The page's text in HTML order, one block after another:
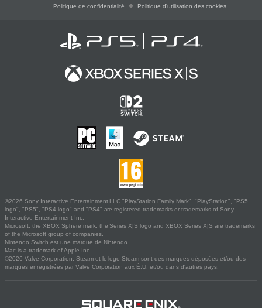
Politique de confidentialité Politique d'utilisation des cookies
©2026 Sony Interactive Entertainment LLC."PlayStation Family Mark", "PlayStation", "PS5
logo", "PS5", "PS4 logo" and "PS4" are registered trademarks or trademarks of Sony
Interactive Entertainment Inc.
Microsoft, the XBOX Sphere mark, the Series X|S logo and XBOX Series X|S are trademarks
of the Microsoft group of companies.
Nintendo Switch est une marque de Nintendo.
Mac is a trademark of Apple Inc.
©2026 Valve Corporation. Steam et le logo Steam sont des marques déposées et/ou des
marques enregistrées par Valve Corporation aux É.U. et/ou dans d'autres pays.